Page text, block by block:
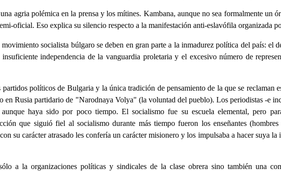
agria polémica en la prensa y los mítines. Kambana, aunque no sea formalmente un
oficial. Eso explica su silencio respecto a la manifestación anti-eslavófila organizada
socialista búlgaro se deben en gran parte a la inmadurez política del país: el
independencia de la vanguardia proletaria y el excesivo número de
políticos de Bulgaria y la única tradición de pensamiento de la que se reclaman
Rusia partidario de "Narodnaya Volya" (la voluntad del pueblo). Los periodistas -e
haya sido por poco tiempo. El socialismo fue su escuela elemental, pero
que siguió fiel al socialismo durante más tiempo fueron los enseñantes
su carácter atrasado les confería un carácter misionero y los impulsaba a hacer suya la
a la organizaciones políticas y sindicales de la clase obrera sino también una